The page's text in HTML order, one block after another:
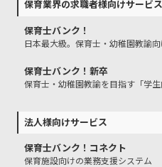
保育業界の求職者様向けサービス
保育士バンク！
日本最大級。保育士・幼稚園教諭
保育士バンク！新卒
保育士・幼稚園教諭を目指す「学
法人様向けサービス
保育士バンク！コネクト
保育施設向けの業務支援システム